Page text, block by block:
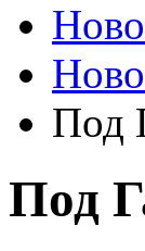
Под
Под